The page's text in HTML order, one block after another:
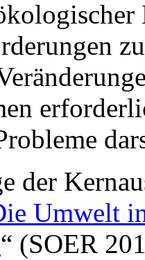
der
Umwelt
“ (SOER